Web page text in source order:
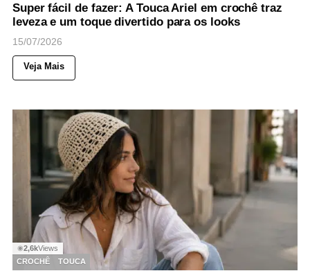
Super fácil de fazer: A Touca Ariel em crochê traz
leveza e um toque divertido para os looks
15/07/2026
Veja Mais
◉2,6kViews
CROCHÊ
TOUCA